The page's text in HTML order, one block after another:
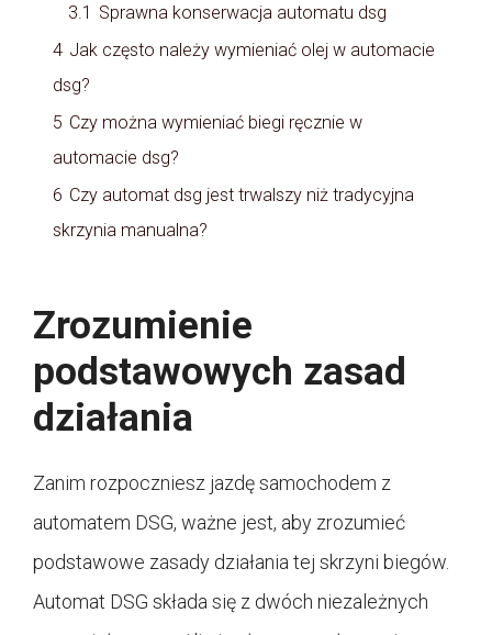
3.1 Sprawna konserwacja automatu dsg
4 Jak często należy wymieniać olej w automacie
dsg?
5 Czy można wymieniać biegi ręcznie w
automacie dsg?
6 Czy automat dsg jest trwalszy niż tradycyjna
skrzynia manualna?
Zrozumienie
podstawowych zasad
działania
Zanim rozpoczniesz jazdę samochodem z
automatem DSG, ważne jest, aby zrozumieć
podstawowe zasady działania tej skrzyni biegów.
Automat DSG składa się z dwóch niezależnych